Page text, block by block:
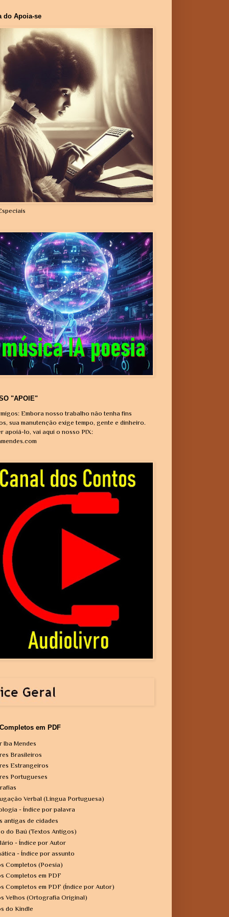
do Apoia-se
"APOIE"
Embora nosso trabalho não tenha fins
sua manutenção exige tempo, gente e dinheiro.
apoiá-lo, vai aqui o nosso PIX:
em PDF
Iba Mendes
Brasileiros
Estrangeiros
Portugueses
Verbal (Língua Portuguesa)
- Índice por palavra
antigas de cidades
do Baú (Textos Antigos)
- Índice por Autor
- Índice por assunto
Completos (Poesia)
Completos em PDF
Completos em PDF (Índice por Autor)
Velhos (Ortografia Original)
do Kindle